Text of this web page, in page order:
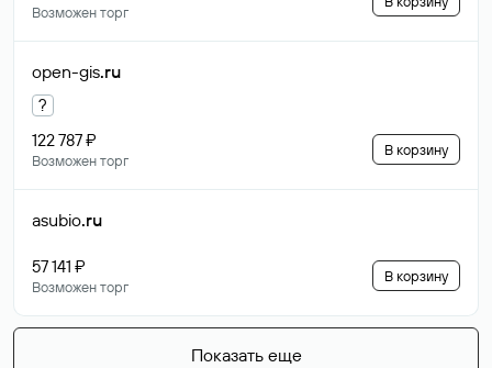
Возможен торг
open-gis.ru
?
122 787 ₽
Возможен торг
В корзину
asubio.ru
57 141 ₽
Возможен торг
В корзину
Показать еще